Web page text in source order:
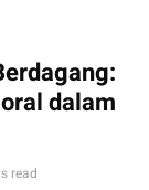
dalam
read